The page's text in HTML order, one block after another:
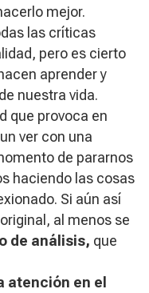
mejor.
las críticas
pero es cierto
aprender y
nuestra vida.
que provoca en
ver con una
de pararnos
haciendo las cosas
Si aún así
al menos se
de análisis, que
atención en el